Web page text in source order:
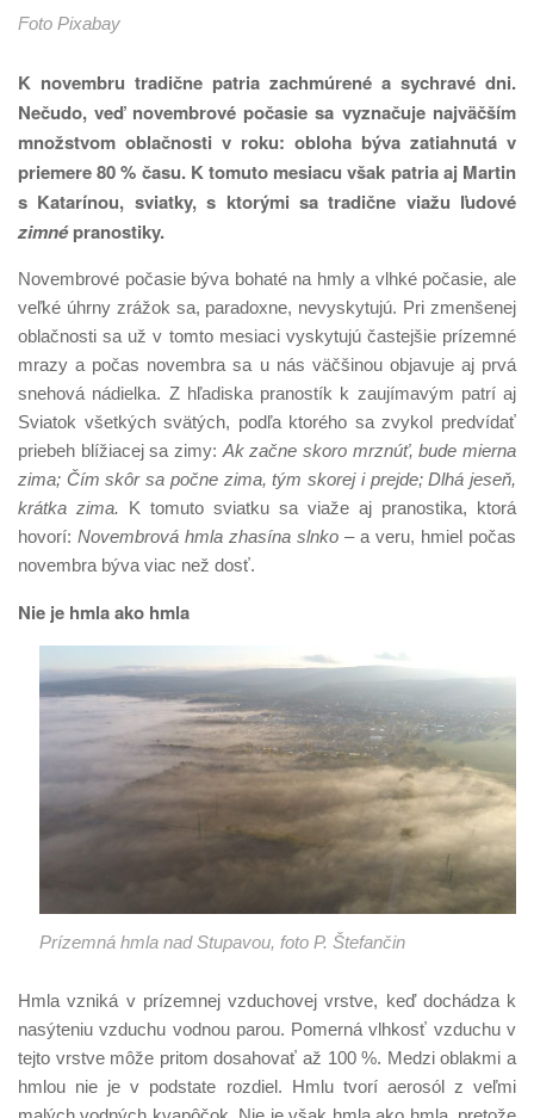
Foto Pixabay
K novembru tradične patria zachmúrené a sychravé dni.
Nečudo, veď novembrové počasie sa vyznačuje najväčším
množstvom oblačnosti v roku: obloha býva zatiahnutá v
priemere 80 % času. K tomuto mesiacu však patria aj Martin
s Katarínou, sviatky, s ktorými sa tradične viažu ľudové
zimnépranostiky.
Novembrové počasie býva bohaté na hmly a vlhké počasie, ale
veľké úhrny zrážok sa, paradoxne, nevyskytujú. Pri zmenšenej
oblačnosti sa už v tomto mesiaci vyskytujú častejšie prízemné
mrazy a počas novembra sa u nás väčšinou objavuje aj prvá
snehová nádielka. Z hľadiska pranostík k zaujímavým patrí aj
Sviatok všetkých svätých, podľa ktorého sa zvykol predvídať
priebeh blížiacej sa zimy: Akzačne skoro mrznúť, bude mierna
zima; Čímskôr sa počne zima, tým skorej i prejde; Dlhájeseň,
krátka zima. K tomuto sviatku sa viaže aj pranostika, ktorá
hovorí: Novembrová hmla zhasína slnko – a veru, hmiel počas
novembra býva viac než dosť.
Nie je hmla ako hmla
Prízemná hmla nad Stupavou, foto P. Štefančin
Hmla vzniká v prízemnej vzduchovej vrstve, keď dochádza k
nasýteniu vzduchu vodnou parou. Pomerná vlhkosť vzduchu v
tejto vrstve môže pritom dosahovať až 100 %. Medzi oblakmi a
hmlou nie je v podstate rozdiel. Hmlu tvorí aerosól z veľmi